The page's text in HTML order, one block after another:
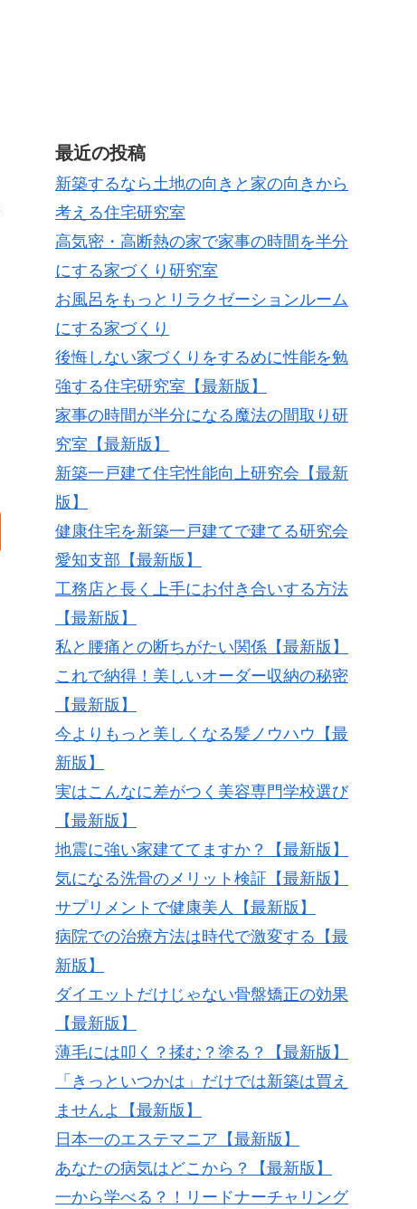
最近の投稿
新築するなら土地の向きと家の向きから
考える住宅研究室
高気密・高断熱の家で家事の時間を半分
にする家づくり研究室
お風呂をもっとリラクゼーションルーム
にする家づくり
後悔しない家づくりをするめに性能を勉
強する住宅研究室【最新版】
家事の時間が半分になる魔法の間取り研
究室【最新版】
新築一戸建て住宅性能向上研究会【最新
版】
健康住宅を新築一戸建てで建てる研究会
愛知支部【最新版】
工務店と長く上手にお付き合いする方法
【最新版】
私と腰痛との断ちがたい関係【最新版】
これで納得！美しいオーダー収納の秘密
【最新版】
今よりもっと美しくなる髪ノウハウ【最
新版】
実はこんなに差がつく美容専門学校選び
【最新版】
地震に強い家建ててますか？【最新版】
気になる洗骨のメリット検証【最新版】
サプリメントで健康美人【最新版】
病院での治療方法は時代で激変する【最
新版】
ダイエットだけじゃない骨盤矯正の効果
【最新版】
薄毛には叩く？揉む？塗る？【最新版】
「きっといつかは」だけでは新築は買え
ませんよ【最新版】
日本一のエステマニア【最新版】
あなたの病気はどこから？【最新版】
一から学べる？！リードナーチャリング